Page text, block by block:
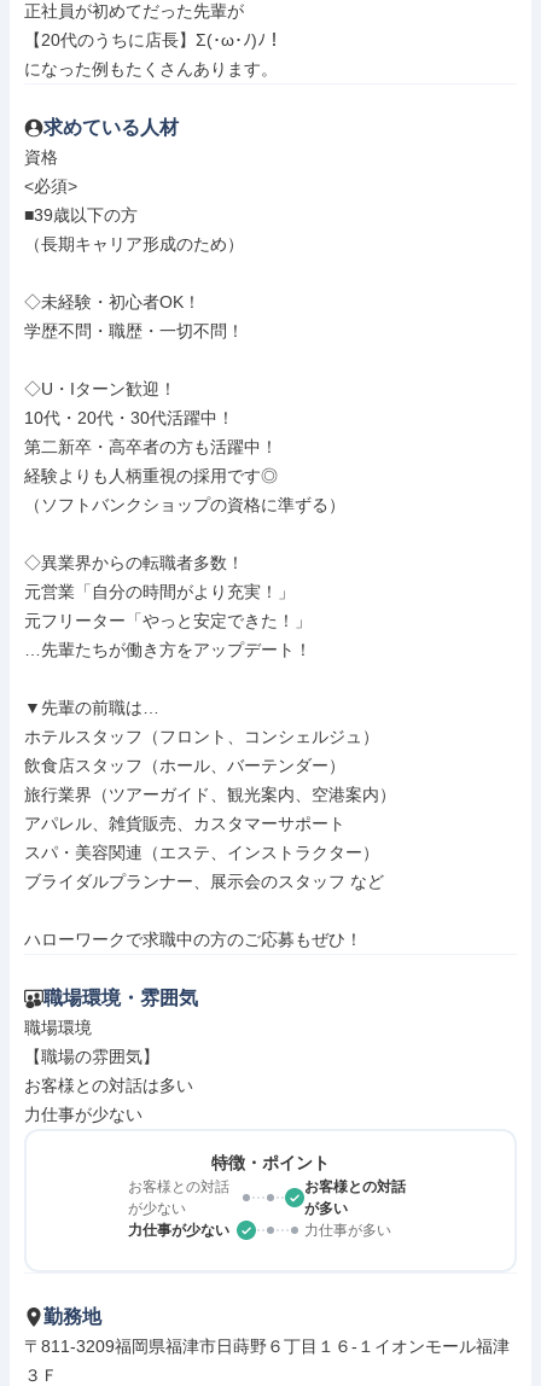
正社員が初めてだった先輩が
【20代のうちに店長】Σ(･ω･ﾉ)ﾉ！
になった例もたくさんあります。
求めている人材
資格
<必須>
■39歳以下の方
（長期キャリア形成のため）
◇未経験・初心者OK！
学歴不問・職歴・一切不問！
◇U・Iターン歓迎！
10代・20代・30代活躍中！
第二新卒・高卒者の方も活躍中！
経験よりも人柄重視の採用です◎
（ソフトバンクショップの資格に準ずる）
◇異業界からの転職者多数！
元営業「自分の時間がより充実！」
元フリーター「やっと安定できた！」
…先輩たちが働き方をアップデート！
▼先輩の前職は…
ホテルスタッフ（フロント、コンシェルジュ）
飲食店スタッフ（ホール、バーテンダー）
旅行業界（ツアーガイド、観光案内、空港案内）
アパレル、雑貨販売、カスタマーサポート
スパ・美容関連（エステ、インストラクター）
ブライダルプランナー、展示会のスタッフ など
ハローワークで求職中の方のご応募もぜひ！
職場環境・雰囲気
職場環境
【職場の雰囲気】
お客様との対話は多い
力仕事が少ない
特徴・ポイント
お客様との対話
が少ない
お客様との対話
が多い
力仕事が少ない
力仕事が多い
勤務地
〒811-3209福岡県福津市日蒔野６丁目１６‐１イオンモール福津
３Ｆ